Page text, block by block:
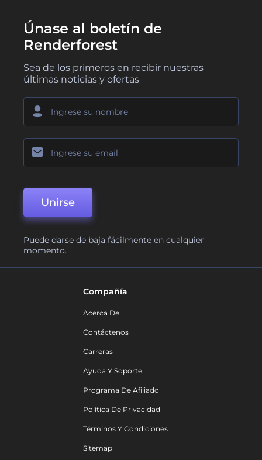
Únase al boletín de
Renderforest
Sea de los primeros en recibir nuestras
últimas noticias y ofertas
Unirse
Puede darse de baja fácilmente en cualquier
momento.
Compañía
Acerca De
Contáctenos
Carreras
Ayuda Y Soporte
Programa De Afiliado
Política De Privacidad
Términos Y Condiciones
Sitemap